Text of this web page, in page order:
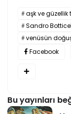
aşk ve güzellik
Sandro
venüsün
Facebook
Bu yayınları